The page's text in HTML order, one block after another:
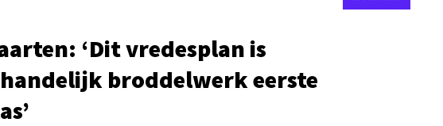
‘Dit vredesplan is
broddelwerk eerste